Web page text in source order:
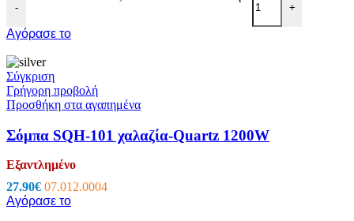
- +
Αγόρασε το
Σύγκριση
Γρήγορη προβολή
Προσθήκη στα αγαπημένα
Σόμπα SQH-101 χαλαζία-Quartz 1200W
Εξαντλημένο
27.90€ 07.012.0004
Αγόρασε το